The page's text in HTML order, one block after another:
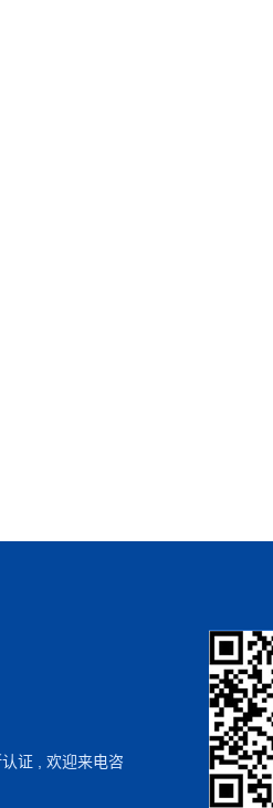
证 , 欢迎来电咨